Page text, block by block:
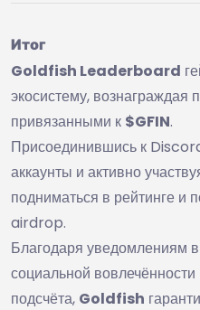
Итог
Goldfish Leaderboard
экосистему, вознаграждая
привязанными к $GFIN.
Присоединившись к
аккаунты и активно
подниматься в рейтинге и
airdrop.
Благодаря уведомлениям
социальной
подсчёта, Goldfish